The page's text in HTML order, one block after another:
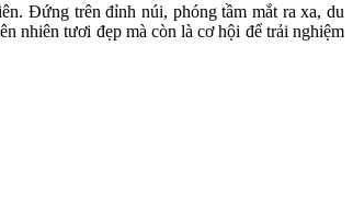
Đứng trên đỉnh núi, phóng tầm mắt ra xa, du
nhiên tươi đẹp mà còn là cơ hội để trải nghiệm